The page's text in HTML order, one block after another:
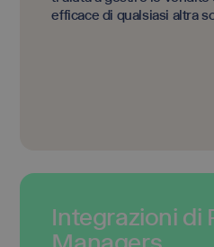
efficace di qualsiasi altra
Integrazioni di